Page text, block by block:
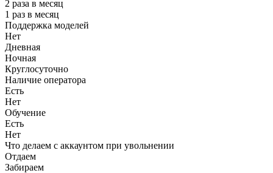
2 раза в месяц
1 раз в месяц
Поддержка моделей
Нет
Дневная
Ночная
Круглосуточно
Наличие оператора
Есть
Нет
Обучение
Есть
Нет
Что делаем с аккаунтом при увольнении
Отдаем
Забираем